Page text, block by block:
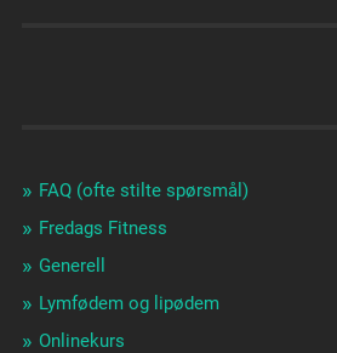
FAQ (ofte stilte spørsmål)
Fredags Fitness
Generell
Lymfødem og lipødem
Onlinekurs